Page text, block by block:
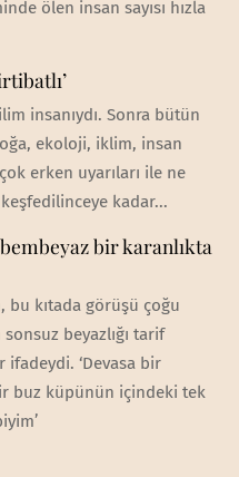
ölen insan sayısı hızla
insanıydı. Sonra bütün
ekoloji, iklim, insan
erken uyarıları ile ne
kadar...
bir karanlıkta
bu kıtada görüşü çoğu
beyazlığı tarif
ifadeydi. ‘Devasa bir
buz küpünün içindeki tek